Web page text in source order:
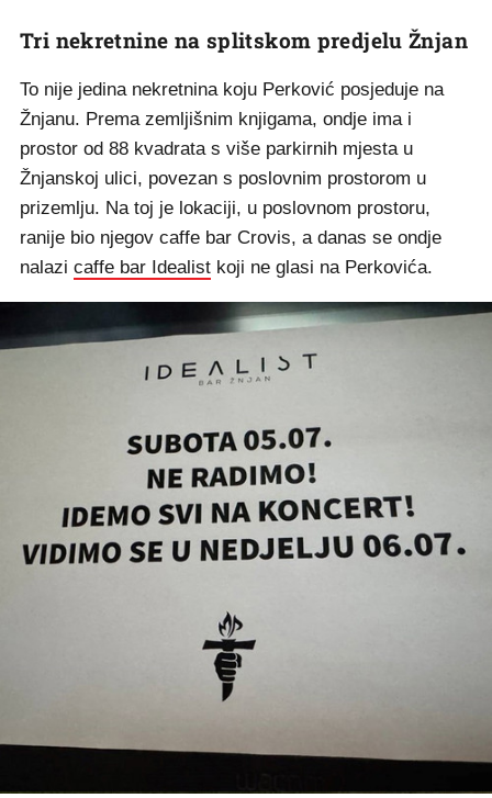
Tri nekretnine na splitskom predjelu Žnjan
To nije jedina nekretnina koju Perković posjeduje na
Žnjanu. Prema zemljišnim knjigama, ondje ima i
prostor od 88 kvadrata s više parkirnih mjesta u
Žnjanskoj ulici, povezan s poslovnim prostorom u
prizemlju. Na toj je lokaciji, u poslovnom prostoru,
ranije bio njegov caffe bar Crovis, a danas se ondje
nalazi caffe bar Idealist koji ne glasi na Perkovića.